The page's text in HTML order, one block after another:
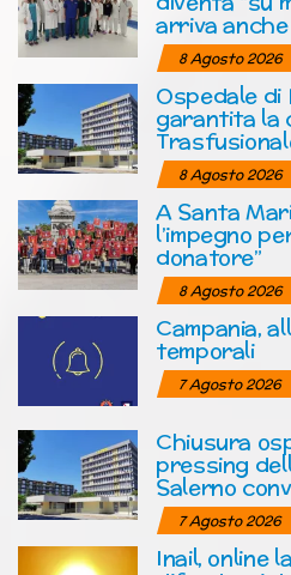
arriva anche
8 Agosto 2026
Ospedale
garantita la
8 Agosto 2026
A Santa
l’impegno
donatore”
8 Agosto 2026
Campania,
temporali
7 Agosto 2026
Chiusura
pressing
Salerno
7 Agosto 2026
Inail, online